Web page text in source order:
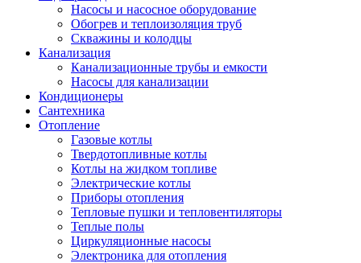
Насосы и насосное оборудование
Обогрев и теплоизоляция труб
Скважины и колодцы
Канализация
Канализационные трубы и емкости
Насосы для канализации
Кондиционеры
Сантехника
Отопление
Газовые котлы
Твердотопливные котлы
Котлы на жидком топливе
Электрические котлы
Приборы отопления
Тепловые пушки и тепловентиляторы
Теплые полы
Циркуляционные насосы
Электроника для отопления